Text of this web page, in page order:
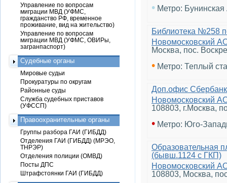
• Метро:
Библиотека №258
Новомосковский
Москва, пос.
• Метро: Теплый
Доп.офис
Новомосковский
108803, г.Москва,
• Метро: Юго-
Образовательная
(бывш.1124 с ГКП)
Новомосковский
108803, Москва,
Управление по вопросам
миграции МВД (УФМС,
гражданство РФ, временное
проживание, вид на жительство)
Управление по вопросам
миграции МВД (УФМС, ОВИРы,
загранпаспорт)
Судебные органы
Мировые судьи
Прокуратуры по округам
Районные суды
Служба судебных приставов
(УФССП)
Правоохранительные органы
Группы разбора ГАИ (ГИБДД)
Отделения ГАИ (ГИБДД) (МРЭО,
ТНРЭР)
Отделения полиции (ОМВД)
Посты ДПС
Штрафстоянки ГАИ (ГИБДД)